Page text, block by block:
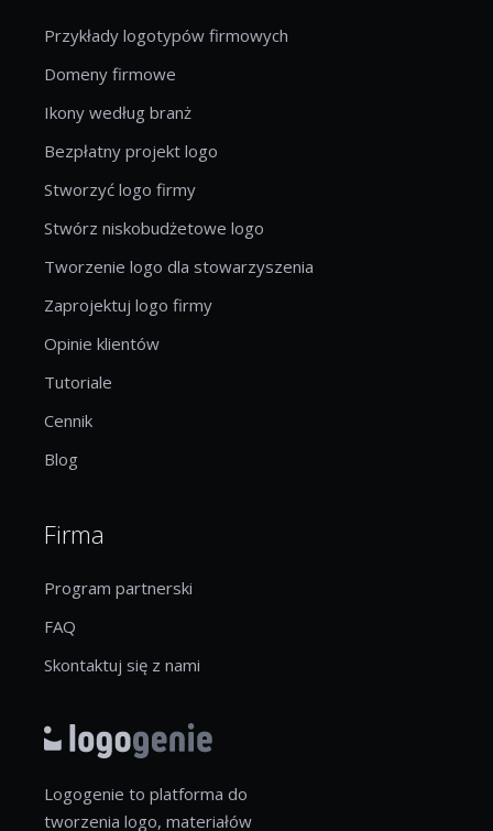
Przykłady logotypów firmowych
Domeny firmowe
Ikony według branż
Bezpłatny projekt logo
Stworzyć logo firmy
Stwórz niskobudżetowe logo
Tworzenie logo dla stowarzyszenia
Zaprojektuj logo firmy
Opinie klientów
Tutoriale
Cennik
Blog
Firma
Program partnerski
FAQ
Skontaktuj się z nami
Logogenie to platforma do
tworzenia logo, materiałów